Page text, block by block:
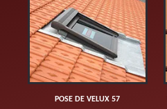
POSE DE VELUX 57